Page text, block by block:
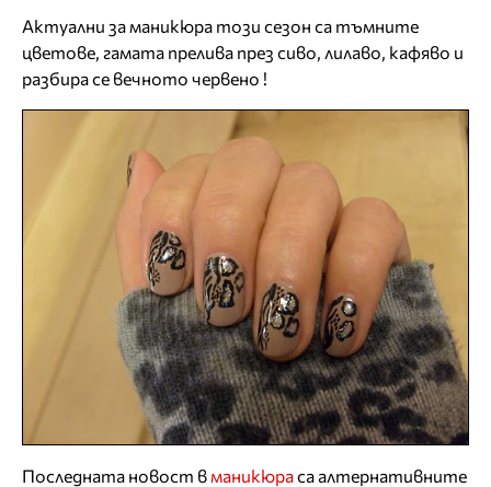
Актуални за маникюра този сезон са тъмните
цветове, гамата прелива през сиво, лилаво, кафяво и
разбира се вечното червено !
Последната новост вманикюраса алтернативните